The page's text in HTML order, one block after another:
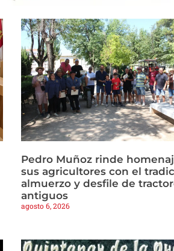
Pedro Muñoz rinde
sus agricultores con el
almuerzo y desfile de
antiguos
agosto 6, 2026